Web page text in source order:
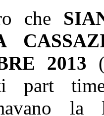
che
2013
part